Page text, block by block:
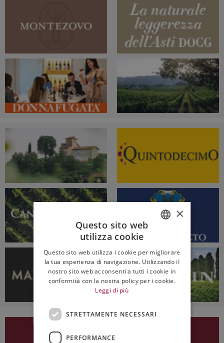
ENGLISH
×
Questo sito web
utilizza cookie
Questo sito web utilizza i cookie per migliorare
la tua esperienza di navigazione. Utilizzando il
nostro sito web acconsenti a tutti i cookie in
conformità con la nostra policy per i cookie.
Leggi di più
STRETTAMENTE NECESSARI
PERFORMANCE